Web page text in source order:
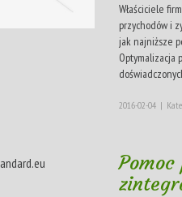
Właściciele
przychodów i
jak najniższe
Optymalizacja
2016-02-04 |